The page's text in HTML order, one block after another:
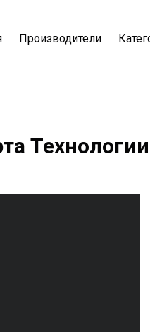
Производители